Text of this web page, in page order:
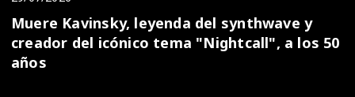
Muere Kavinsky, leyenda del synthwave y
creador del icónico tema "Nightcall", a los 50
años